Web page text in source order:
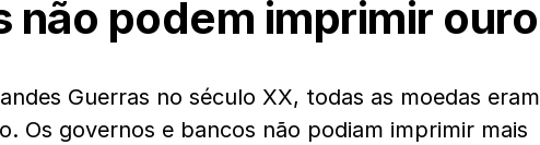
não podem imprimir ouro
Guerras no século XX, todas as moedas eram
Os governos e bancos não podiam imprimir mais